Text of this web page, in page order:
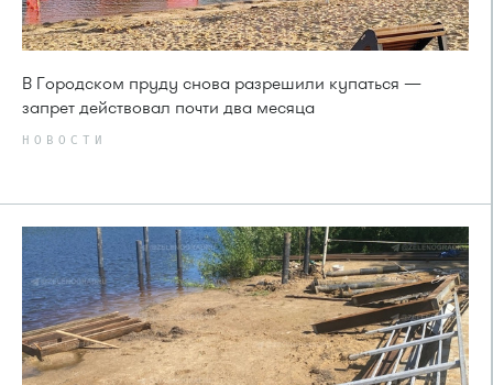
В Городском пруду снова разрешили купаться —
запрет действовал почти два месяца
НОВОСТИ